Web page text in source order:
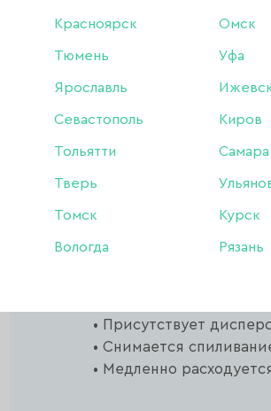
Красноярск Омск
Тюмень Уфа
Ярославль
Севастополь Киров
Тольятти Самара
Тверь
Томск Курск
Вологда Рязань
Lego Gel Lovely
ногтей.
Благодаря густой
растекается и
Подходит для ногтей
Рекомендуется
Желательно наносить
• Можно использовать
• Присутствует
• Снимается
• Медленно